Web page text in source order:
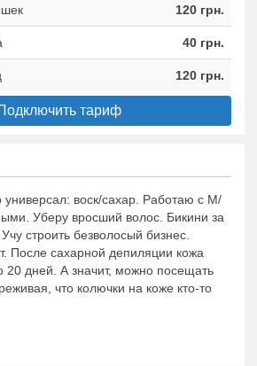
120 грн.
40 грн.
120 грн.
тариф
универсал: воск/сахар. Работаю с М/
Уберу вросший волос. Бикини за
строить безволосый бизнес.
После сахарной депиляции кожа
20 дней. А значит, можно посещать
что колючки на коже кто-то